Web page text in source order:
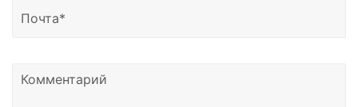
нам на почту или позвонить по номеру телефона,